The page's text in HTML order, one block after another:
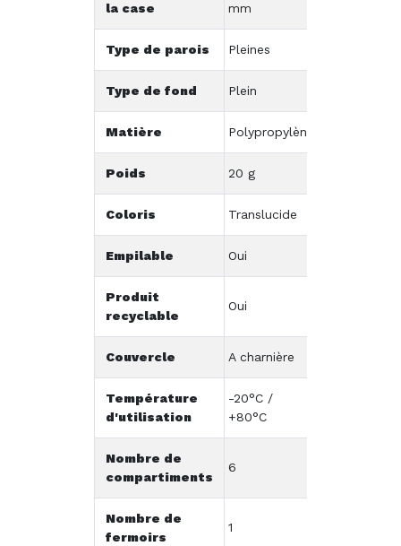
la case
mm
Type de parois Pleines
Type de fond Plein
Matière Polypropylène
Poids 20 g
Coloris Translucide
Empilable Oui
Produit
recyclable
Oui
Couvercle A charnière
Température
d'utilisation
-20°C /
+80°C
Nombre de
compartiments
6
Nombre de
fermoirs
1